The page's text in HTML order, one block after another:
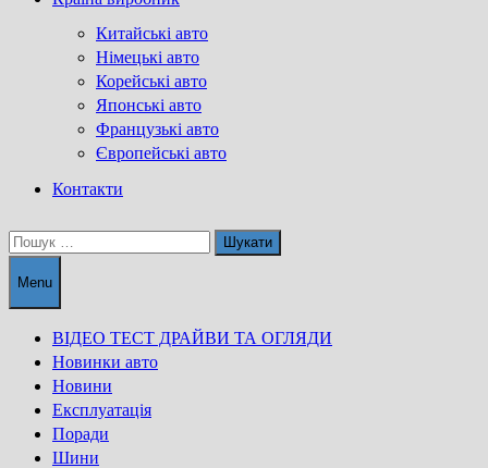
Китайські авто
Німецькі авто
Корейські авто
Японські авто
Французькі авто
Європейські авто
Контакти
Пошук:
Menu
ВІДЕО ТЕСТ ДРАЙВИ ТА ОГЛЯДИ
Новинки авто
Новини
Експлуатація
Поради
Шини